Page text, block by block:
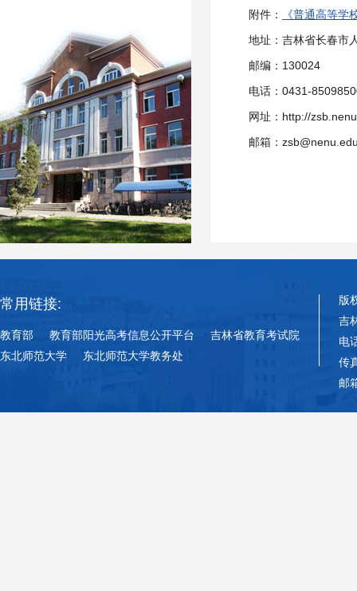
附件：
《普通高等
地址：吉林省长春市
邮编：130024
电话：0431-
网址：http://
邮箱：
常用链接:
教育部 教育部阳光高考信息公开平台
吉林省教育考试院
东北师范大学
东北师范大学教务处
版
吉
电
传
邮